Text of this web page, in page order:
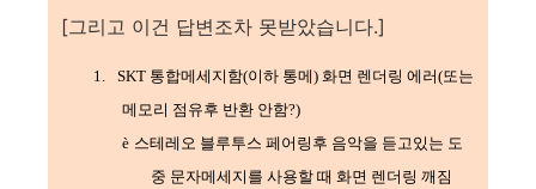
[그리고 이건 답변조차 못받았습니다.]
1. SKT 통합메세지함(이하 통메) 화면 렌더링 에러(또는
메모리 점유후 반환 안함?)
è 스테레오 블루투스 페어링후 음악을 듣고있는 도
중 문자메세지를 사용할 때 화면 렌더링 깨짐